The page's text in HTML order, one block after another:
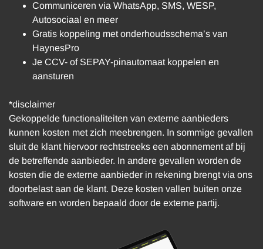
Communiceren via WhatsApp, SMS, WESP,
Autosociaal en meer
Gratis koppeling met onderhoudsschema’s van
HaynesPro
Je CCV- of SEPAY-pinautomaat koppelen en
aansturen
*disclaimer
Gekoppelde functionaliteiten van externe aanbieders
kunnen kosten met zich meebrengen. In sommige gevallen
sluit de klant hiervoor rechtstreeks een abonnement af bij
de betreffende aanbieder. In andere gevallen worden de
kosten die de externe aanbieder in rekening brengt via ons
doorbelast aan de klant. Deze kosten vallen buiten onze
software en worden bepaald door de externe partij.